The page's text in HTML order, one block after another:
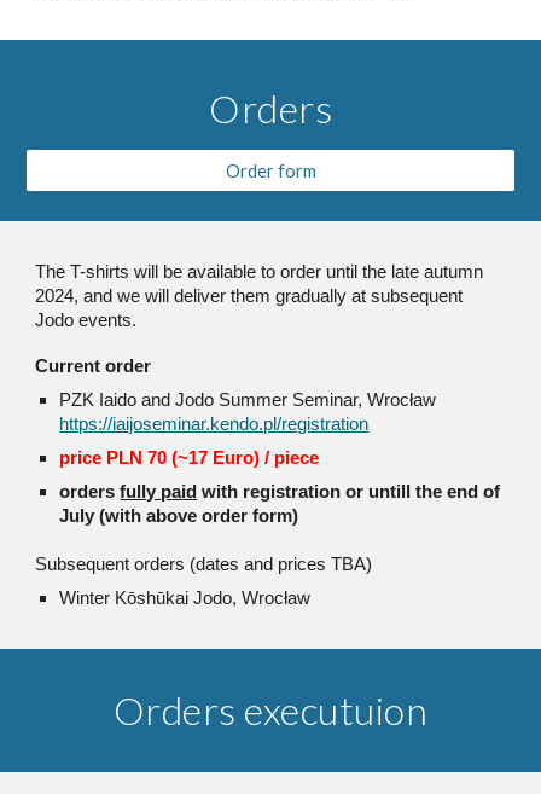
Orders
Order form
The T-shirts will be available to order until the late autumn
2024, and we will deliver them gradually at subsequent
Jodo events.
Current order
PZK Iaido and Jodo Summer Seminar, Wrocław
https://iaijoseminar.kendo.pl/registration
price PLN 70 (~17 Euro) / piece
ordersfully paid with registration or untill the end of
July (with above order form)
Subsequent orders (dates and prices TBA)
Winter Kōshūkai Jodo, Wrocław
Orders executuion